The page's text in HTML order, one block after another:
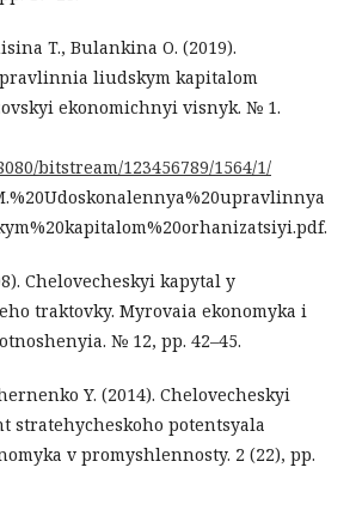
T., Bulankina O. (2019).
liudskym kapitalom
ekonomichnyi visnyk. № 1.
bitstream/123456789/1564/1/
Chelovecheskyi kapytal y
traktovky. Myrovaia ekonomyka i
№ 12, pp. 42–45.
Y. (2014). Chelovecheskyi
stratehycheskoho potentsyala
v promyshlennosty. 2 (22), pp.